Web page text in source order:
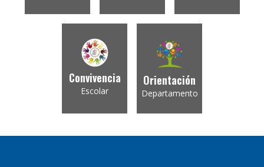
Convivencia
Escolar
Orientación
Departamento